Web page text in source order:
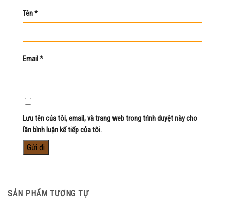
Tên*
Email *
Lưu tên của tôi, email, và trang web trong trình duyệt này cho
lần bình luận kế tiếp của tôi.
SẢN PHẨM TƯƠNG TỰ